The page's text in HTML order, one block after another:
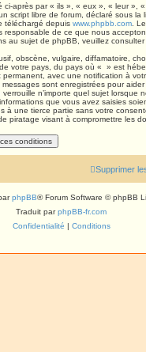
après par « ils », « eux », « leur »,
script libre de forum, déclaré sous la
téléchargé depuis www.phpbb.com .
responsable de ce que nous
au sujet de phpBB, veuillez
obscène, vulgaire, diffamatoire,
votre pays, du pays où « » est
avec une notification à
sont enregistrées pour
n’importe quel sujet lorsque
que vous avez saisies
à une tierce partie sans votre
piratage visant à compromettre les
Supprimer
phpBB® Forum Software © phpBB
Traduit parphpBB-fr.com
Confidentialité | Conditions